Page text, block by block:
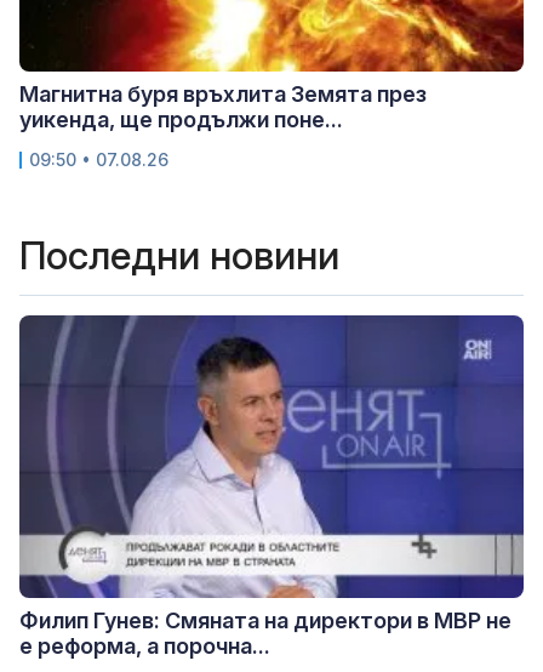
Магнитна буря връхлита Земята през
уикенда, ще продължи поне...
09:50 • 07.08.26
Последни новини
Филип Гунев: Смяната на директори в МВР не
е реформа, а порочна...